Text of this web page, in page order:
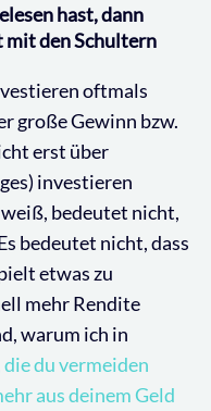
hast, dann
den Schultern
oftmals
große Gewinn bzw.
erst über
investieren
bedeutet nicht,
bedeutet nicht, dass
etwas zu
mehr Rendite
warum ich in
die du vermeiden
aus deinem Geld